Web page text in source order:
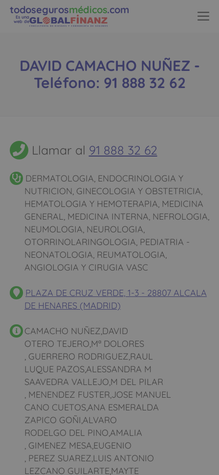
todosegurosmédicos.com
Es una
web de
DAVID CAMACHO NUÑEZ -
Teléfono: 91 888 32 62
Llamar al 91 888 32 62
DERMATOLOGIA, ENDOCRINOLOGIA Y
NUTRICION, GINECOLOGIA Y OBSTETRICIA,
HEMATOLOGIA Y HEMOTERAPIA, MEDICINA
GENERAL, MEDICINA INTERNA, NEFROLOGIA,
NEUMOLOGIA, NEUROLOGIA,
OTORRINOLARINGOLOGIA, PEDIATRIA -
NEONATOLOGIA, REUMATOLOGIA,
ANGIOLOGIA Y CIRUGIA VASC
PLAZA DE CRUZ VERDE, 1-3 - 28807 ALCALA
DE HENARES (MADRID)
CAMACHO NUÑEZ,DAVID
OTERO TEJERO,Mª DOLORES
, GUERRERO RODRIGUEZ,RAUL
LUQUE PAZOS,ALESSANDRA M
SAAVEDRA VALLEJO,M DEL PILAR
, MENENDEZ FUSTER,JOSE MANUEL
CANO CUETOS,ANA ESMERALDA
ZAPICO GOÑI,ALVARO
RODELGO DEL PINO,AMALIA
, GIMENEZ MESA,EUGENIO
, PEREZ SUAREZ,LUIS ANTONIO
LEZCANO GUILARTE,MAYTE